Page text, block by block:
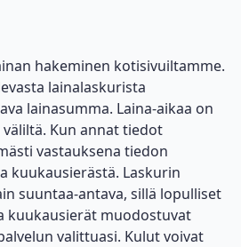
hakeminen kotisivuiltamme.
lainalaskurista
lainasumma. Laina-aikaa on
Kun annat tiedot
vastauksena tiedon
kuukausierästä. Laskurin
suuntaa-antava, sillä lopulliset
kuukausierät muodostuvat
valittuasi. Kulut voivat